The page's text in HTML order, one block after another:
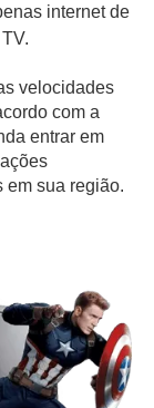
internet de
velocidades
com a
entrar em
em sua região.